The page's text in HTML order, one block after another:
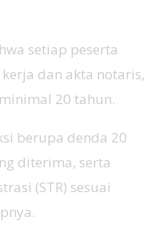
setiap peserta
dan akta notaris,
20 tahun.
berupa denda 20
diterima, serta
(STR) sesuai